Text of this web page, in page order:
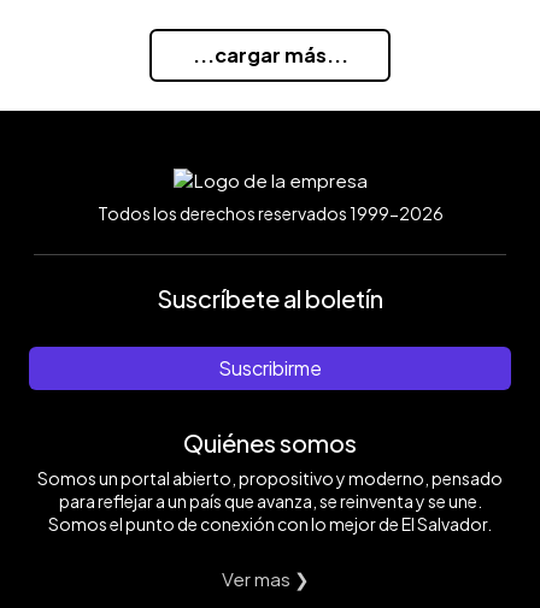
...cargar más...
Todos los derechos reservados 1999-2026
Suscríbete al boletín
Suscribirme
Quiénes somos
Somos un portal abierto, propositivo y moderno, pensado
para reflejar a un país que avanza, se reinventa y se une.
Somos el punto de conexión con lo mejor de El Salvador.
Ver mas ❯